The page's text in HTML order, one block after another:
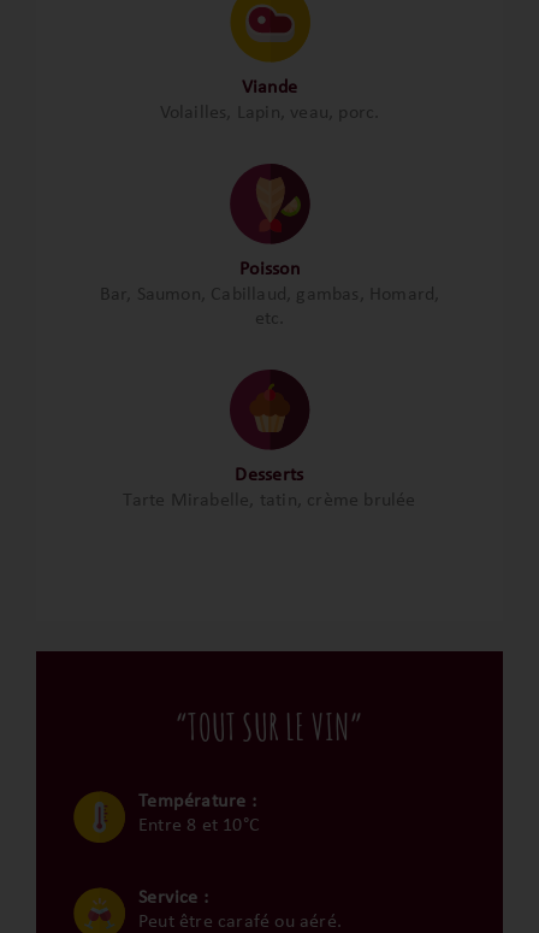
Viande
Volailles, Lapin, veau, porc.
Poisson
Bar, Saumon, Cabillaud, gambas, Homard,
etc.
Desserts
Tarte Mirabelle, tatin, crème brulée
“TOUT SUR LE VIN”
Température :
Entre 8 et 10°C
Service :
Peut être carafé ou aéré.